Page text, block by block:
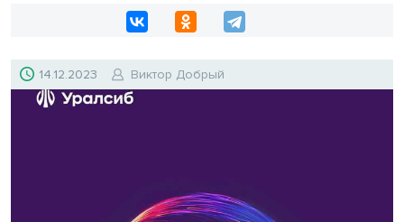
14.12.2023 Виктор Добрый